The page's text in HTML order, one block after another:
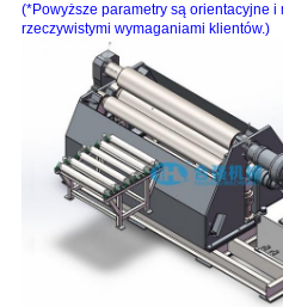
(*Powyższe parametry są orientacyjne
rzeczywistymi wymaganiami klientów.)